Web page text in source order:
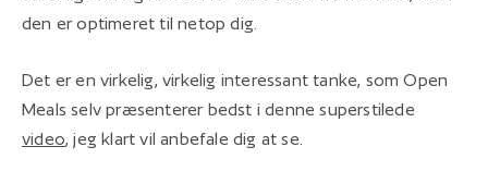
den er optimeret til netop dig.
Det er en virkelig, virkelig interessant tanke, som Open
Meals selv præsenterer bedst i denne superstilede
video, jeg klart vil anbefale dig at se.